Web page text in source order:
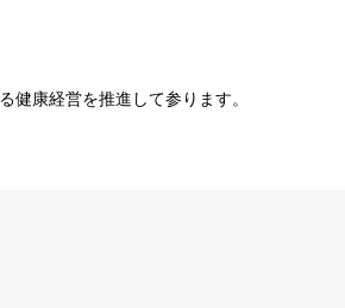
健康経営を推進して参ります。